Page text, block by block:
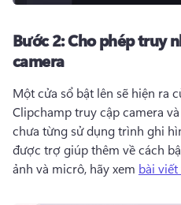
Bước 2:Cho phép truy
camera
Một cửa sổ bật lên sẽ hiện ra
Clipchamp truy cập camera
chưa từng sử dụng trình ghi
được trợ giúp thêm về cách
ảnh và micrô, hãy xem bài